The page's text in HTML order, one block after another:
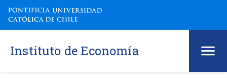
Instituto de Economía